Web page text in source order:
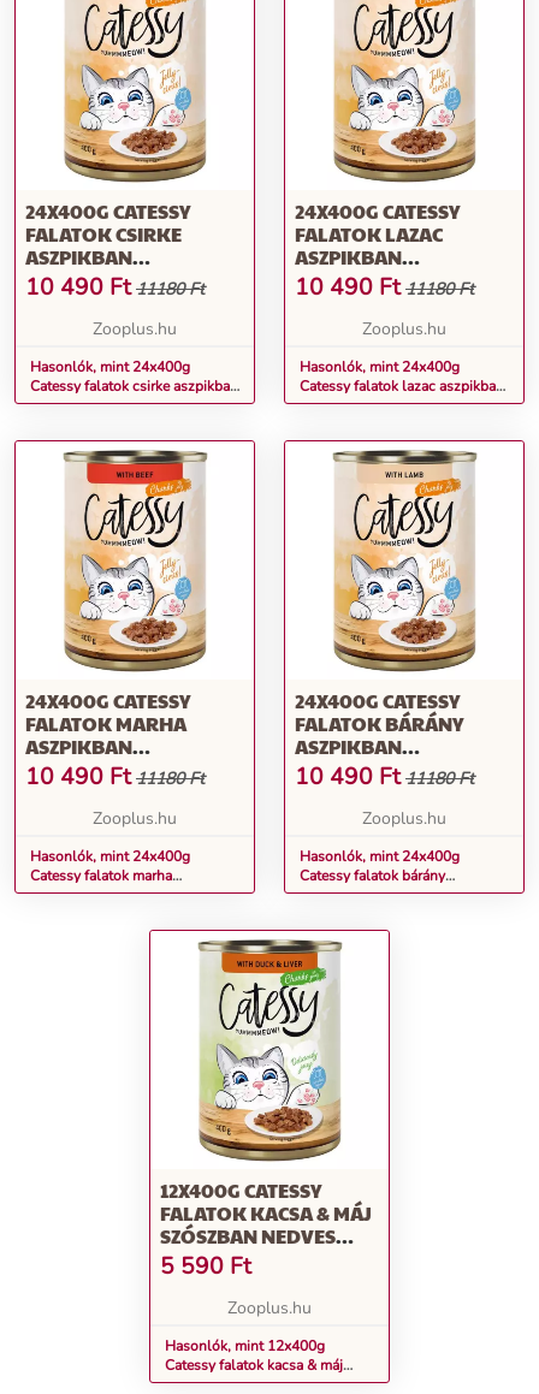
24X400G CATESSY
FALATOK CSIRKE
ASZPIKBAN
GABONAMENTES
NEDVES MACSKATÁP
10 490 Ft 11180 Ft
Zooplus.hu
Hasonlók, mint 24x400g
Catessy falatok csirke aszpikban
gabonamentes nedves
24X400G CATESSY
FALATOK LAZAC
ASZPIKBAN
GABONAMENTES
NEDVES MACSKATÁP
10 490 Ft 11180 Ft
Zooplus.hu
Hasonlók, mint 24x400g
Catessy falatok lazac aszpikban
gabonamentes nedves
24X400G CATESSY
FALATOK MARHA
ASZPIKBAN
GABONAMENTES
NEDVES MACSKATÁP
10 490 Ft 11180 Ft
Zooplus.hu
Hasonlók, mint 24x400g
Catessy falatok marha
aszpikban gabonamentes
24X400G CATESSY
FALATOK BÁRÁNY
ASZPIKBAN
GABONAMENTES
NEDVES MACSKATÁP
10 490 Ft 11180 Ft
Zooplus.hu
Hasonlók, mint 24x400g
Catessy falatok bárány
aszpikban gabonamentes
12X400G CATESSY
FALATOK KACSA & MÁJ
SZÓSZBAN NEDVES
MACSKATÁP
5 590 Ft
Zooplus.hu
Hasonlók, mint 12x400g
Catessy falatok kacsa & máj
szószban nedves macskatáp